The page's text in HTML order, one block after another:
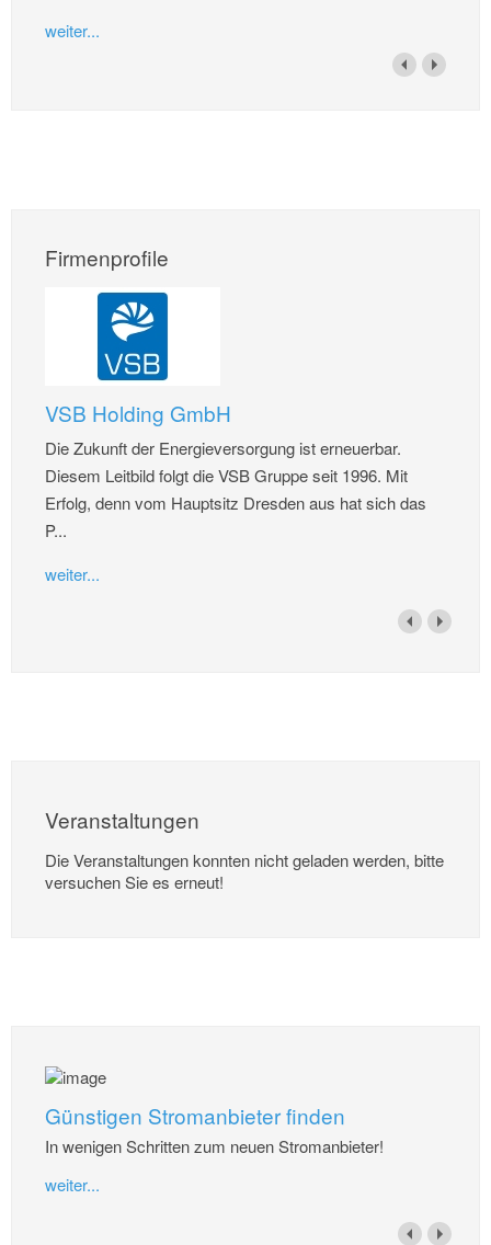
weiter...
Firmenprofile
VSB Holding GmbH
Die Zukunft der Energieversorgung ist erneuerbar.
Diesem Leitbild folgt die VSB Gruppe seit 1996. Mit
Erfolg, denn vom Hauptsitz Dresden aus hat sich das
P...
weiter...
Veranstaltungen
Die Veranstaltungen konnten nicht geladen werden, bitte
versuchen Sie es erneut!
Günstigen Stromanbieter finden
In wenigen Schritten zum neuen Stromanbieter!
weiter...